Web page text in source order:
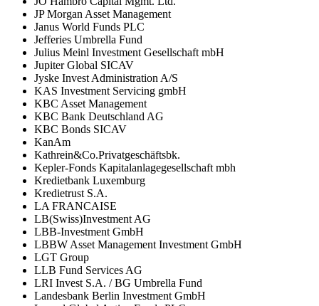
JP Morgan Asset Management
Janus World Funds PLC
Jefferies Umbrella Fund
Julius Meinl Investment Gesellschaft mbH
Jupiter Global SICAV
Jyske Invest Administration A/S
KAS Investment Servicing gmbH
KBC Asset Management
KBC Bank Deutschland AG
KBC Bonds SICAV
KanAm
Kathrein&Co.Privatgeschäftsbk.
Kepler-Fonds Kapitalanlagegesellschaft mbh
Kredietbank Luxemburg
Kredietrust S.A.
LA FRANCAISE
LB(Swiss)Investment AG
LBB-Investment GmbH
LBBW Asset Management Investment GmbH
LGT Group
LLB Fund Services AG
LRI Invest S.A. / BG Umbrella Fund
Landesbank Berlin Investment GmbH